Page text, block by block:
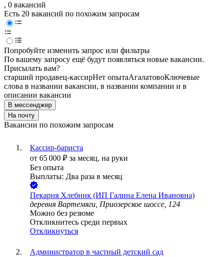
, 0 вакансий
Есть 20 вакансий по похожим запросам
Попробуйте изменить запрос или фильтры
По вашему запросу ещё будут появляться новые вакансии.
Присылать вам?
старший продавец-кассирНет опытаАгалатовоКлючевые
слова в названии вакансии, в названии компании и в
описании вакансии
В мессенджер
На почту
Вакансии по похожим запросам
Кассир-бариста
от 65 000 ₽ за месяц, на руки
Без опыта
Выплаты: Два раза в месяц
Пекарня Хлебник (ИП Галина Елена Ивановна)
деревня Вартемяги, Приозерское шоссе, 124
Можно без резюме
Откликнитесь среди первых
Откликнуться
Администратор в частный детский сад